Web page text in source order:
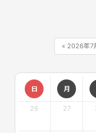
« 2026年7
日 月
26 27